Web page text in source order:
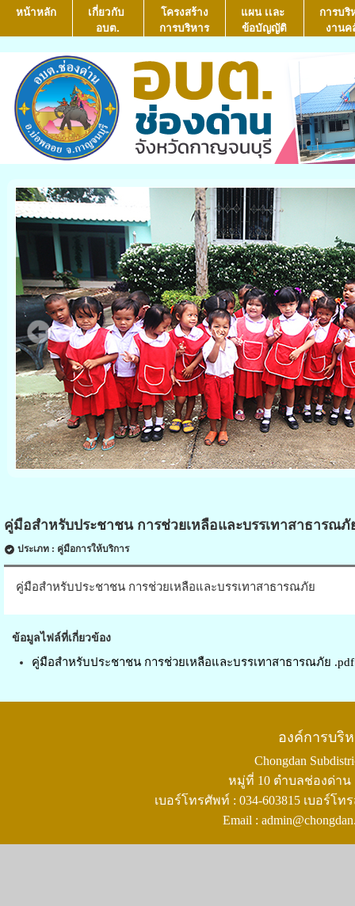
หน้าหลัก
เกี่ยวกับ
อบต.
โครงสร้าง
การบริหาร
แผน เเละ
ข้อบัญญัติ
การบริ
งานค
คู่มือสําหรับประชาชน การช่วยเหลือและบรรเทาสาธารณภั
ประเภท : คู่มือการให้บริการ
คู่มือสําหรับประชาชน การช่วยเหลือและบรรเทาสาธารณภัย
ข้อมูลไฟล์ที่เกี่ยวข้อง
คู่มือสําหรับประชาชน การช่วยเหลือและบรรเทาสาธารณภัย .pdf
องค์การบริ
Chongdan
หมู่ที่ 10 ตำบลช่องด่าน
เบอร์โทรศัพท์ : 034-603815 เบอร์โท
Email :